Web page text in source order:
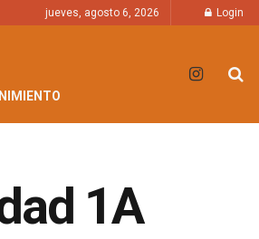
jueves, agosto 6, 2026 Login
1A